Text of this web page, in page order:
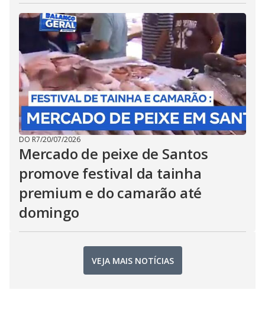
DO R7/20/07/2026
Mercado de peixe de Santos
promove festival da tainha
premium e do camarão até
domingo
VEJA MAIS NOTÍCIAS